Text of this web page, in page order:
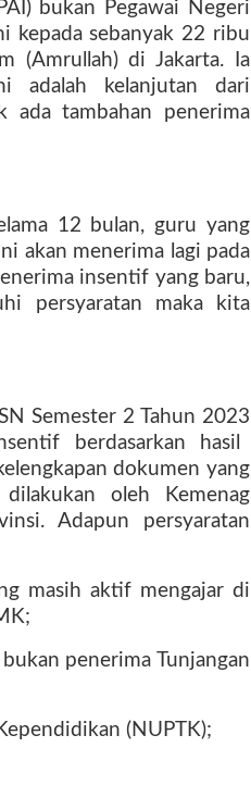
bukan Pegawai Negeri
kepada sebanyak 22 ribu
(Amrullah) di Jakarta. Ia
adalah kelanjutan dari
ada tambahan penerima
12 bulan, guru yang
akan menerima lagi pada
insentif yang baru,
persyaratan maka kita
Semester 2 Tahun 2023
berdasarkan hasil
dokumen yang
oleh Kemenag
Adapun persyaratan
masih aktif mengajar di
penerima Tunjangan
(NUPTK);